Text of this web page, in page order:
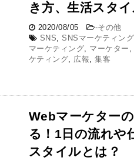
き方、生活スタ
2020/08/05 -その他
SNS,SNSマーケティング
マーケティング, マーケター ,
ケティング, 広報,集客
Webマーケター
る！1日の流れや
スタイルとは？